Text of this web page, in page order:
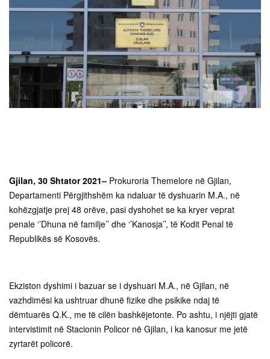
Gjilan, 30 Shtator 2021– Prokuroria Themelore në Gjilan,
Departamenti Përgjithshëm ka ndaluar të dyshuarin M.A., në
kohëzgjatje prej 48 orëve, pasi dyshohet se ka kryer veprat
penale ‘’Dhuna në familje’’ dhe ‘’Kanosja’’, të Kodit Penal të
Republikës së Kosovës.
Ekziston dyshimi i bazuar se i dyshuari M.A., në Gjilan, në
vazhdimësi ka ushtruar dhunë fizike dhe psikike ndaj të
dëmtuarës Q.K., me të cilën bashkëjetonte. Po ashtu, i njëjti gjatë
intervistimit në Stacionin Policor në Gjilan, i ka kanosur me jetë
zyrtarët policorë.